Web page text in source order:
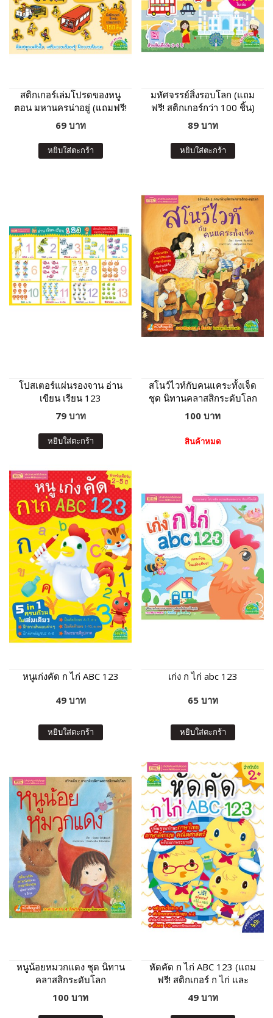
สติกเกอร์เล่มโปรดของหนู
ตอน มหานครน่าอยู่ (แถมฟรี!
สติกเกอร์กว่า 150 ชิ้น)
69 บาท
หยิบใส่ตะกร้า
มหัศจรรย์สิ่งรอบโลก (แถม
ฟรี! สติกเกอร์กว่า 100 ชิ้น)
89 บาท
หยิบใส่ตะกร้า
โปสเตอร์แผ่นรองจาน อ่าน
เขียน เรียน 123
79 บาท
หยิบใส่ตะกร้า
สโนว์ไวท์กับคนแคระทั้งเจ็ด
ชุด นิทานคลาสสิกระดับโลก
100 บาท
สินค้าหมด
หนูเก่งคัด ก ไก่ ABC 123
49 บาท
หยิบใส่ตะกร้า
เก่ง ก ไก่ abc 123
65 บาท
หยิบใส่ตะกร้า
หนูน้อยหมวกแดง ชุด นิทาน
คลาสสิกระดับโลก
100 บาท
หัดคัด ก ไก่ ABC 123 (แถม
ฟรี! สติกเกอร์ ก ไก่ และ
ABC)
49 บาท